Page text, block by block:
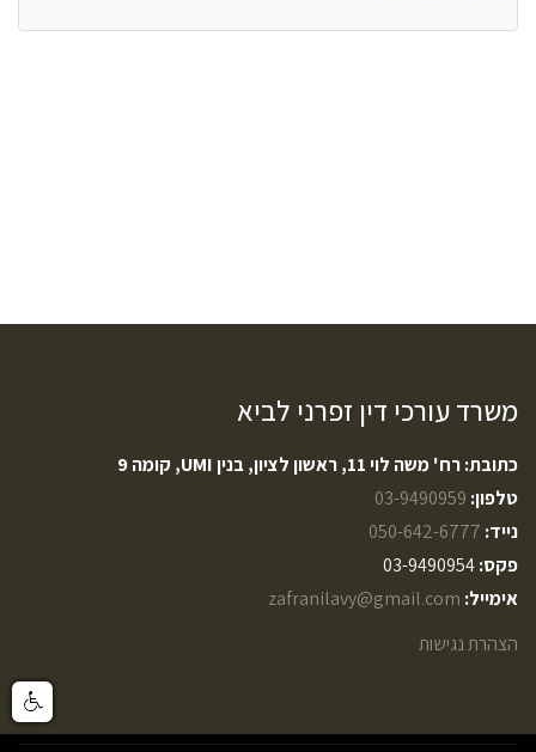
משרד עורכי דין זפרני לביא
כתובת: רח' משה לוי 11, ראשון לציון, בנין UMI, קומה 9
טלפון: 03-9490959
נייד: 050-642-6777
פקס:
אימייל: zafranilavy@gmail.com
הצהרת נגישות